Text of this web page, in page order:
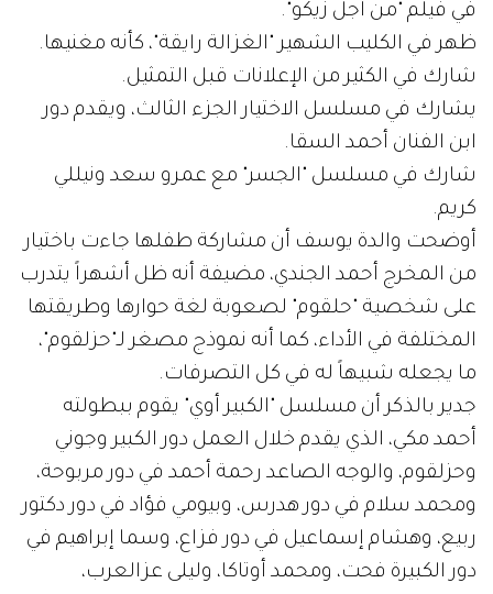
في فيلم "من أجل زيكو".
ظهر في الكليب الشهير "الغزالة رايقة"، كأنه مغنيها.
شارك في الكثير من الإعلانات قبل التمثيل.
يشارك في مسلسل الاختيار الجزء الثالث، ويقدم دور
ابن الفنان أحمد السقا.
شارك في مسلسل "الجسر" مع عمرو سعد ونيللي
كريم.
أوضحت والدة يوسف أن مشاركة طفلها جاءت باختيار
من المخرج أحمد الجندي، مضيفة أنه ظل أشهراً يتدرب
على شخصية "حلقوم" لصعوبة لغة حوارها وطريقتها
المختلفة في الأداء، كما أنه نموذج مصغر لـ"حزلقوم"،
ما يجعله شبيهاً له في كل التصرفات.
جدير بالذكر أن مسلسل "الكبير أوي" يقوم ببطولته
أحمد مكي، الذي يقدم خلال العمل دور الكبير وجوني
وحزلقوم، والوجه الصاعد رحمة أحمد في دور مربوحة،
ومحمد سلام في دور هدرس، وبيومي فؤاد في دور دكتور
ربيع، وهشام إسماعيل في دور فزاع، وسما إبراهيم في
دور الكبيرة فحت، ومحمد أوتاكا، وليلى عزالعرب،